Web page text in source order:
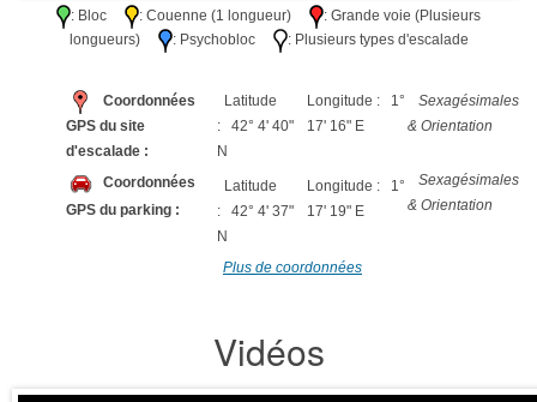
: Bloc : Couenne (1 longueur)
: Grande voie (Plusieurs
longueurs)
: Psychobloc : Plusieurs types d'escalade
Coordonnées
GPS du site
d'escalade :
Latitude
: 42° 4' 40"
N
Longitude : 1°
17' 16" E
Sexagésimales
& Orientation
Coordonnées
GPS du parking :
Latitude
: 42° 4' 37"
N
Longitude : 1°
17' 19" E
Sexagésimales
& Orientation
Plus de coordonnées
Vidéos